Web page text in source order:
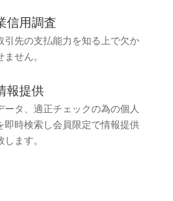
信用調査
引先の支払能力を知る上で欠か
ません。
報提供
タ、適正チェックの為の個人
即時検索し会員限定で情報提供
します。